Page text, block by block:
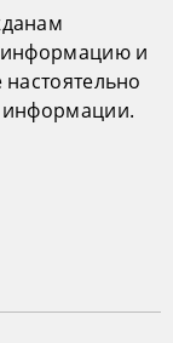
информацию и
информации.